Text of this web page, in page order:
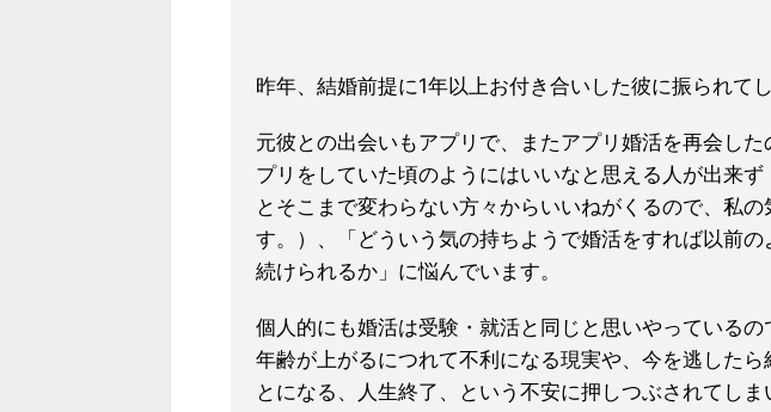
昨年、結婚前提に1年以上お付き合いした彼に振られて
元彼との出会いもアプリで、またアプリ婚活を再会した
プリをしていた頃のようにはいいなと思える人が出来ず
とそこまで変わらない方々からいいねがくるので、私の
す。）、「どういう気の持ちよう で婚活をすれば以前
続けられるか」 に悩んでいます。
個人的にも婚活は受験・就活と同じと思いやっているの
年齢が上がるにつれて不利になる現実や、今を逃したら
とになる、人生終了、という不安に押しつぶされてしま